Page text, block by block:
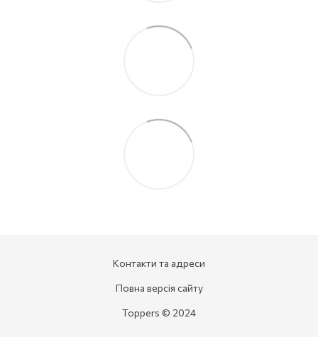
Контакти та адреси
Повна версія сайту
Toppers © 2024